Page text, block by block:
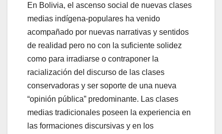
En Bolivia, el ascenso social de nuevas clases
medias indígena-populares ha venido
acompañado por nuevas narrativas y sentidos
de realidad pero no con la suficiente solidez
como para irradiarse o contraponer la
racialización del discurso de las clases
conservadoras y ser soporte de una nueva
“opinión pública” predominante. Las clases
medias tradicionales poseen la experiencia en
las formaciones discursivas y en los